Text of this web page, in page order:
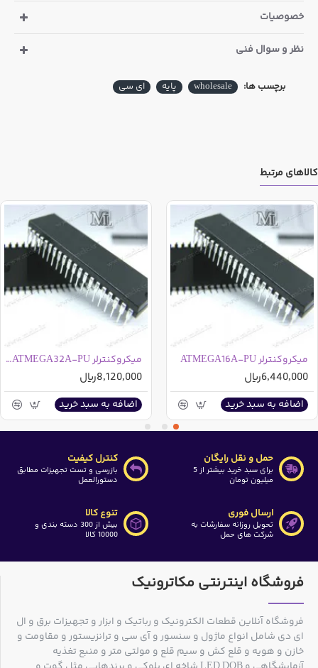
خصوصیات
نظر و سوال فنی
برچسب ها: wholesale پایه ای سی
کالاهای مرتبط
میکروکنترلر ATMEGA16A-PU
6,440,000ریال
اضافه به سبد خرید
میکروکنترلر ATMEGA32A-PU تایلند
8,120,000ریال
اضافه به سبد خرید
حمل و نقل رایگان
برای سبد خرید بیشتر از 5
میلیون تومان
کنترل کیفیت
بازرسی و تست تجهیزات مطابق
دستورالعمل
ارسال فوری
تحویل روزانه سفارشات به
شرکت های حمل
تنوع کالا
بیش از 300 دسته بندی و
10000 کالا
فروشگاه اینترنتی مکاترونیک
فروشگاه آنلاین قطعات الکترونیک و رباتیک و ابزار و تجهیزات برق و ال
ای دی شامل انواع ماژول و سنسور و آی سی و ترانزیستور و مقاومت و
خازن و هویه و قلع کش و سیم قلع و مولتی متر و منبع تغذیه